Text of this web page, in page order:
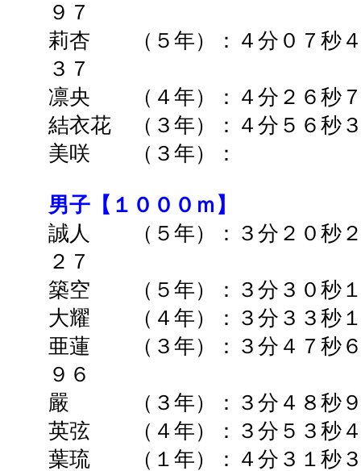
９７
莉杏 （５年）：４ 分０７秒
３７
凛央 （４年）：
４分２６秒
結衣花 （３年）：
４分５６秒
美咲 （３年）：
男子【１０００ｍ】
誠人 （５年）：３分２０秒
２７
築空 （５年）：
３分３０秒
大耀 （４年）：３分３３
亜蓮 （３年）：３分４７秒
９６
嚴 （３年）：３分４８
英弦 （４年）：
３分５３秒
葉琉 （１年）：４分３１秒